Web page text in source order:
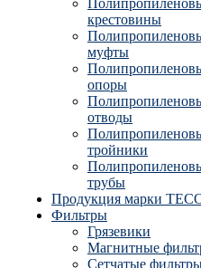
крестовины
муфты
опоры
отводы
тройники
трубы
Продукция марки
Фильтры
Грязевики
Магнитные
Сетчатые